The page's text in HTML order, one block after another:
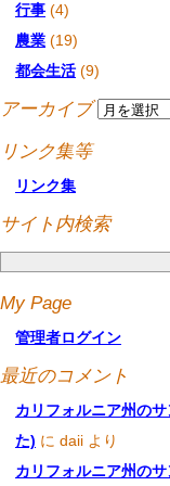
行事 (4)
農業 (19)
都会生活 (9)
アーカイブ
リンク集等
リンク集
サイト内検索
My Page
管理者ログイン
最近のコメント
カリフォルニア州の
た) に daii より
カリフォルニア州の